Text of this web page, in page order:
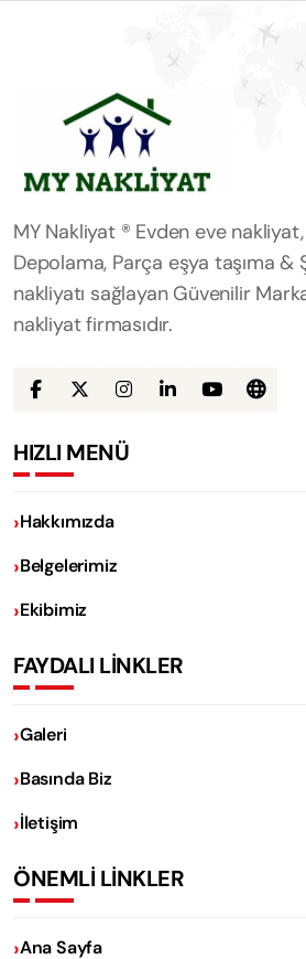
MY Nakliyat ® Evden eve
Depolama, Parça eşya taşıma &
nakliyatı sağlayan Güvenilir
nakliyat firmasıdır.
HIZLI MENÜ
Hakkımızda
Belgelerimiz
Ekibimiz
FAYDALI LİNKLER
Galeri
Basında Biz
İletişim
ÖNEMLİ LİNKLER
Ana Sayfa